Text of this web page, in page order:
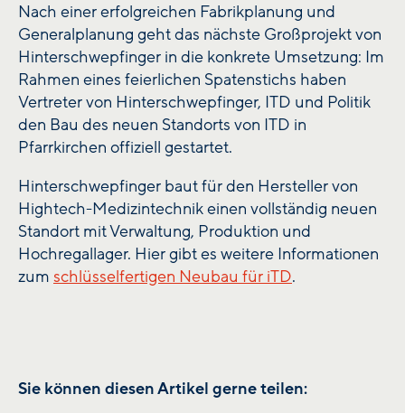
Nach einer erfolgreichen Fabrikplanung und
Generalplanung geht das nächste Großprojekt von
Hinterschwepfinger in die konkrete Umsetzung: Im
Rahmen eines feierlichen Spatenstichs haben
Vertreter von Hinterschwepfinger, ITD und Politik
den Bau des neuen Standorts von ITD in
Pfarrkirchen offiziell gestartet.
Hinterschwepfinger baut für den Hersteller von
Hightech-Medizintechnik einen vollständig neuen
Standort mit Verwaltung, Produktion und
Hochregallager. Hier gibt es weitere Informationen
zum schlüsselfertigen Neubau für iTD.
Sie können diesen Artikel gerne teilen: